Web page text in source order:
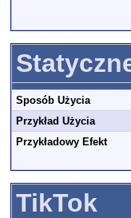
Sposób Użycia
Przykład Użycia
Przykładowy Efekt
TikTok